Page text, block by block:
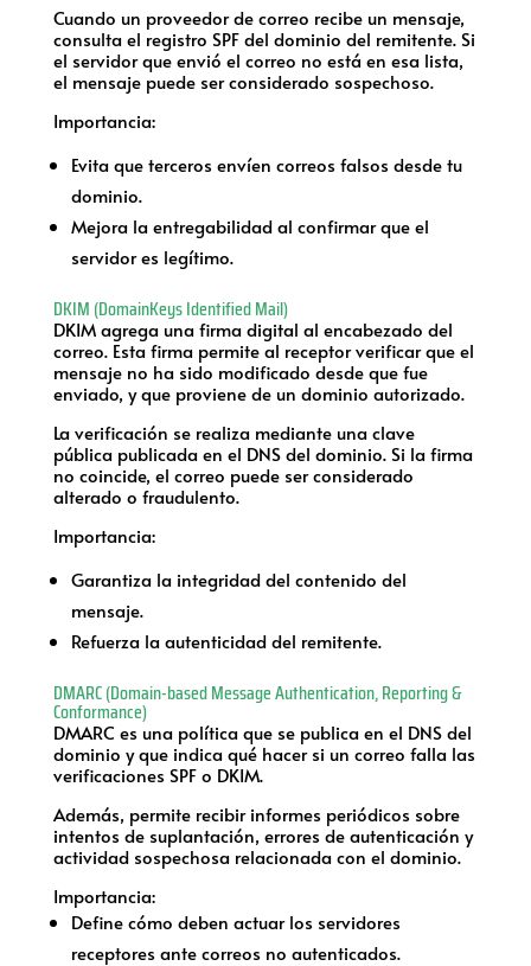
Cuando un proveedor de correo recibe un mensaje,
consulta el registro SPF del dominio del remitente. Si
el servidor que envió el correo no está en esa lista,
el mensaje puede ser considerado sospechoso.
Importancia:
Evita que terceros envíen correos falsos desde tu
dominio.
Mejora la entregabilidad al confirmar que el
servidor es legítimo.
DKIM (DomainKeys Identified Mail)
DKIM agrega una firma digital al encabezado del
correo. Esta firma permite al receptor verificar que el
mensaje no ha sido modificado desde que fue
enviado, y que proviene de un dominio autorizado.
La verificación se realiza mediante una clave
pública publicada en el DNS del dominio. Si la firma
no coincide, el correo puede ser considerado
alterado o fraudulento.
Importancia:
Garantiza la integridad del contenido del
mensaje.
Refuerza la autenticidad del remitente.
DMARC (Domain-based Message Authentication, Reporting &
Conformance)
DMARC es una política que se publica en el DNS del
dominio y que indica qué hacer si un correo falla las
verificaciones SPF o DKIM.
Además, permite recibir informes periódicos sobre
intentos de suplantación, errores de autenticación y
actividad sospechosa relacionada con el dominio.
Importancia:
Define cómo deben actuar los servidores
receptores ante correos no autenticados.